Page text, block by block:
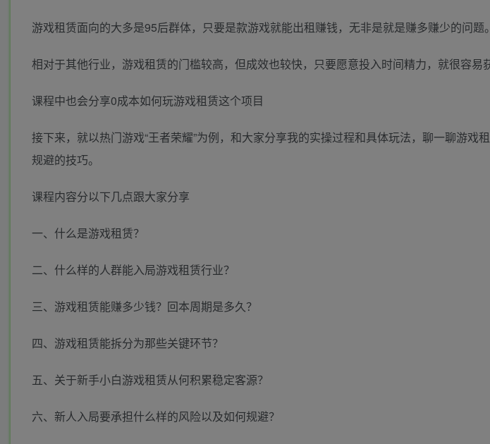
游戏租赁面向的大多是95后群体，只要是款游戏就能出租赚钱，无非是就是赚多赚少的问题。
相对于其他行业，游戏租赁的门槛较高，但成效也较快，只要愿意投入时间精力，就很容易
课程中也会分享0成本如何玩游戏租赁这个项目
接下来，就以热门游戏“王者荣耀”为例，和大家分享我的实操过程和具体玩法，聊一聊游戏
规避的技巧。
课程内容分以下几点跟大家分享
一、什么是游戏租赁？
二、什么样的人群能入局游戏租赁行业？
三、游戏租赁能赚多少钱？回本周期是多久？
四、游戏租赁能拆分为那些关键环节？
五、关于新手小白游戏租赁从何积累稳定客源？
六、新人入局要承担什么样的风险以及如何规避？